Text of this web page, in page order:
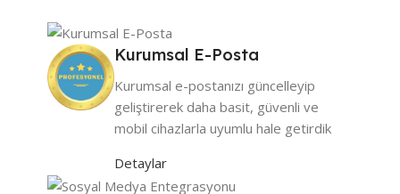
Kurumsal E-Posta
Kurumsal e-postanızı güncelleyip
geliştirerek daha basit, güvenli ve
mobil cihazlarla uyumlu hale getirdik
Detaylar